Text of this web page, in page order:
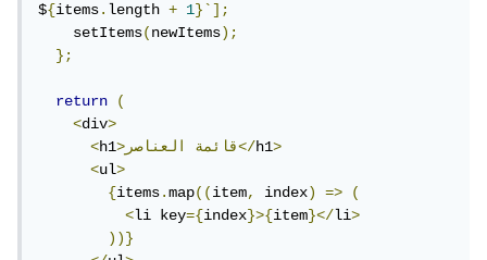
${items.length + 1}`];
setItems(newItems);
};
return
(
<div>
<h1 >قائمةالعناصر</h1>
<ul>
{items.map((item, index) =>
(
<li key={index}>{item}</li>
))}